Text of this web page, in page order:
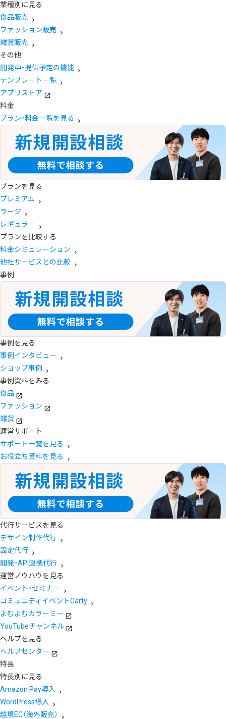
業種別に見る
食品販売
ファッション販売
雑貨販売
その他
開発中・提供予定の機能
テンプレート一覧
アプリストア
料金
プラン・料金一覧を見る
プランを見る
プレミアム
ラージ
レギュラー
プランを比較する
料金シミュレーション
他社サービスとの比較
事例
事例を見る
事例インタビュー
ショップ事例
事例資料をみる
食品
ファッション
雑貨
運営サポート
サポート一覧を見る
お役立ち資料を見る
代行サービスを見る
デザイン制作代行
設定代行
開発・API連携代行
運営ノウハウを見る
イベント・セミナー
コミュニティイベントCarty
よむよむカラーミー
YouTubeチャンネル
ヘルプを見る
ヘルプセンター
特長
特長別に見る
Amazon Pay導入
WordPress導入
越境EC（海外販売）